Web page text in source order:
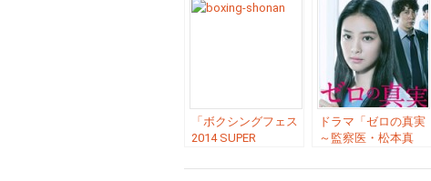
「ボクシングフェス
2014 SUPER
「黄金魂 ／ 湘南乃
ドラマ「ゼロの真実
～監察医・松本真
ル ／ 湘南乃風」